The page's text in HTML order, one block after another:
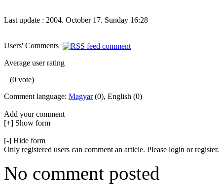
Last update : 2004. October 17. Sunday 16:28
Users' Comments
Average user rating
(0 vote)
Comment language: Magyar(0), English (0)
Add your comment
[+] Show form
[-] Hide form
Only registered users can comment an article. Please login or register.
No comment posted